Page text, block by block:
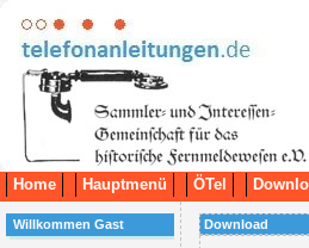
Home Hauptmenü ÖTel
Willkommen Gast Download